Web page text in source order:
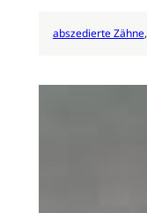
abszedierte Zähne,